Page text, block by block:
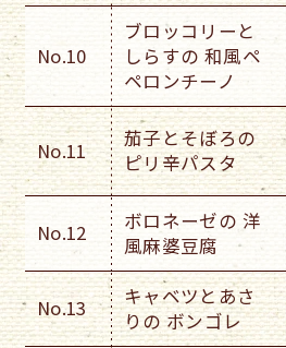
No.10
ブロッコリーと
しらすの 和風ペ
ペロンチーノ
No.11
茄子とそぼろの
ピリ辛パスタ
No.12
ボロネーゼの 洋
風麻婆豆腐
No.13
キャベツとあさ
りの ボンゴレ